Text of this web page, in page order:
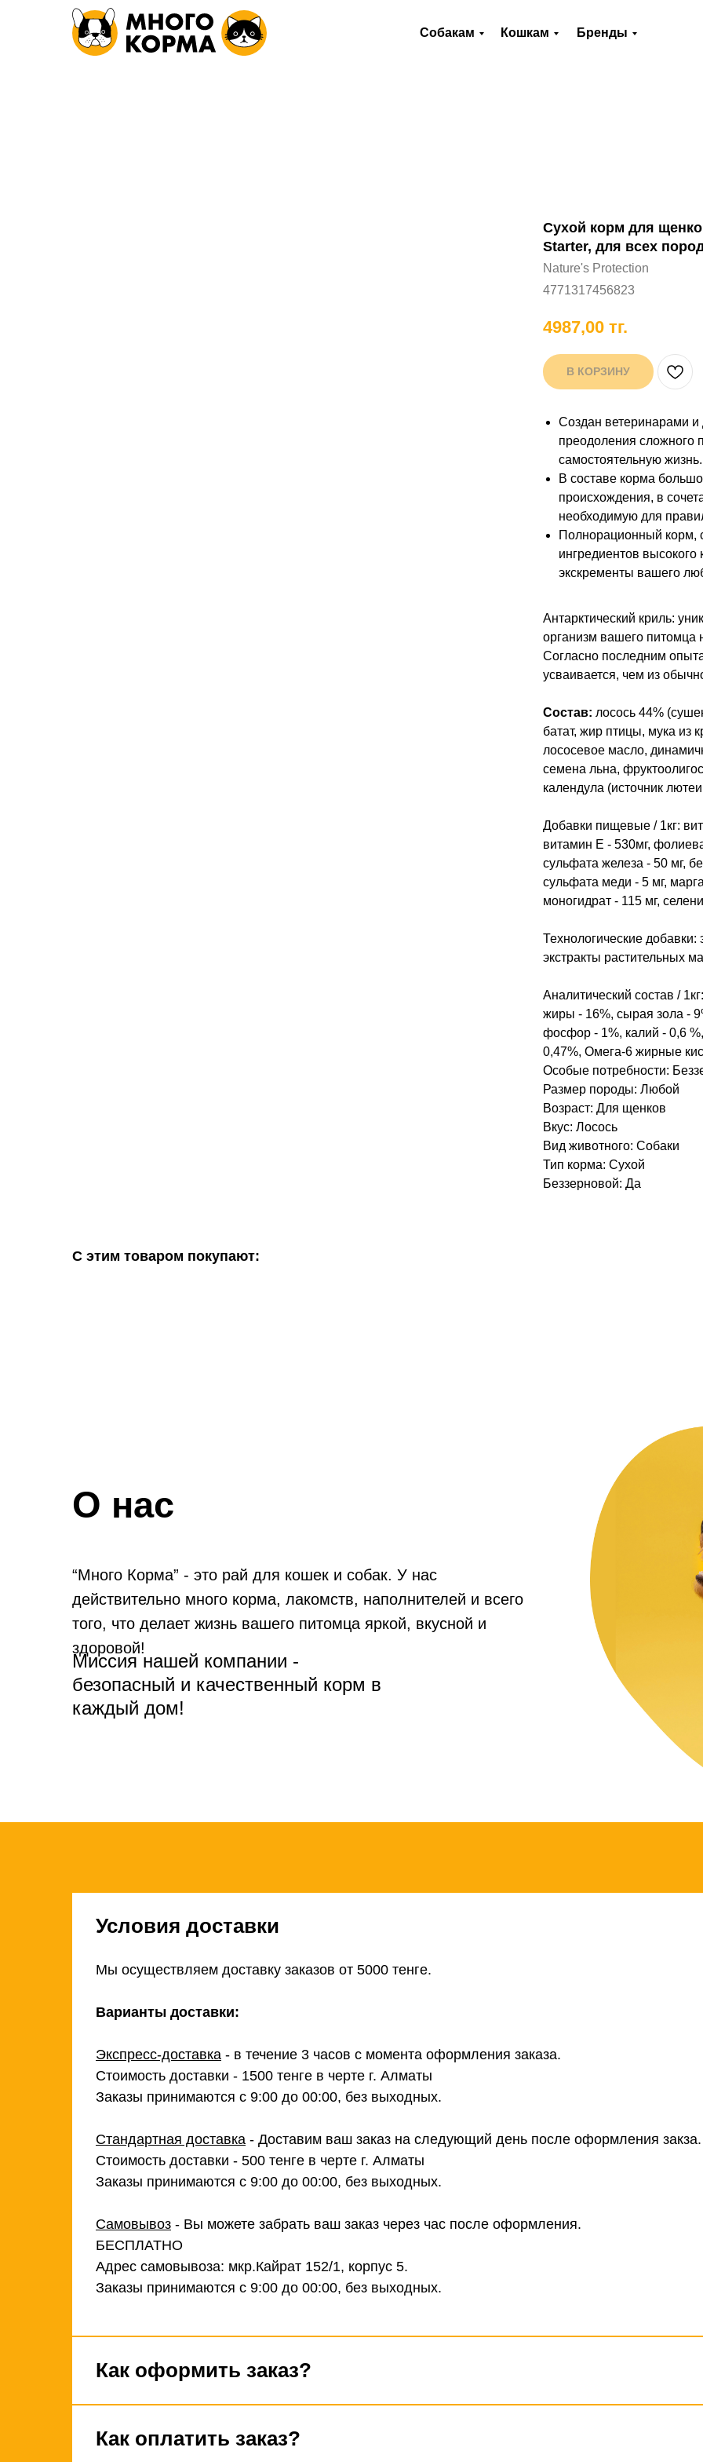
Собакам Кошкам Бренды
Сухой корм для
Starter, для всех
Nature's Protection
4771317456823
4987,00 тг.
В КОРЗИНУ
Создан ветеринарами и
преодоления сложного
самостоятельную жизнь.
В составе корма
происхождения, в
необходимую для
Полнорационный корм,
ингредиентов
экскременты вашего
Антарктический криль:
организм вашего
Согласно последним
усваивается, чем из
Состав: лосось 44%
батат, жир птицы, мука из
лососевое масло,
семена льна,
календула (источник
Добавки пищевые / 1кг:
витамин E - 530мг,
сульфата железа - 50 мг,
сульфата меди - 5 мг,
моногидрат - 115 мг,
Технологические
экстракты растительных
Aнaлитический состав /
жиры - 16%, сырая зола -
фосфор - 1%, калий - 0,6
0,47%, Омега-6 жирные
Особые потребности:
Размер породы: Любой
Возраст: Для щенков
Вкус: Лосось
Вид животного: Собаки
Тип корма: Сухой
Беззерновой: Да
С этим товаром покупают:
“Много Корма” - это рай для кошек и собак. У нас
действительно много корма, лакомств, наполнителей и всего
того, что делает жизнь вашего питомца яркой, вкусной и
здоровой!
Миссия нашей компании -
безопасный и качественный корм в
каждый дом!
О нас
Условия доставки
Мы осуществляем доставку заказов от 5000 тенге.
Варианты доставки:
Экспресс-доставка - в течение 3 часов с момента оформления заказа.
Стоимость доставки - 1500 тенге в черте г. Алматы
Заказы принимаются с 9:00 до 00:00, без выходных.
Стандартная доставка - Доставим ваш заказ на следующий день после оформления закза.
Стоимость доставки - 500 тенге в черте г. Алматы
Заказы принимаются с 9:00 до 00:00, без выходных.
Самовывоз - Вы можете забрать ваш заказ через час после оформления.
БЕСПЛАТНО
Адрес самовывоза: мкр.Кайрат 152/1, корпус 5.
Заказы принимаются с 9:00 до 00:00, без выходных.
Как оформить заказ?
Как оплатить заказ?